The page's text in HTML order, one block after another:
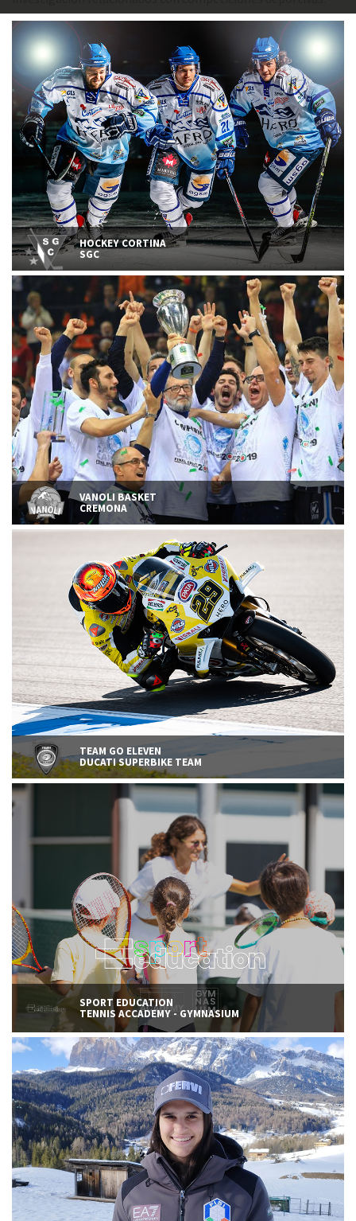
HOCKEY CORTINA
SGC
VANOLI BASKET
CREMONA
TEAM GO ELEVEN
DUCATI SUPERBIKE TEAM
SPORT EDUCATION
TENNIS ACCADEMY - GYMNASIUM